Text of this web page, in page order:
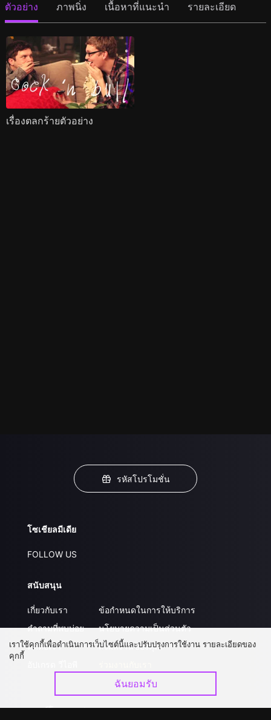
ตัวอย่าง ภาพนิ่ง เนื้อหาที่แนะนำ รายละเอียด
เรื่องตลกร้ายตัวอย่าง
รหัสโปรโมชั่น
โซเชียลมีเดีย
FOLLOW US
สนับสนุน
เกี่ยวกับเรา
คำถามที่พบบ่อย
ติดต่อเรา
ข้อกำหนดในการให้บริการ
นโยบายความเป็นส่วนตัว
ส่งผลงานของคุณ
ดาวน์โหลดแอป
เราใช้คุกกี้เพื่อดำเนินการเว็บไซต์นี้และปรับปรุงการใช้งาน รายละเอียดของ
คุกกี้
ฉันยอมรับ